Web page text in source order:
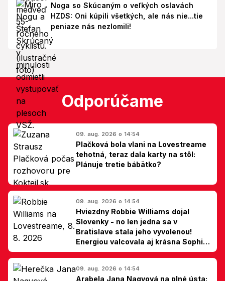
Noga so Skúcaným o veľkých oslavách
HZDS: Oni kúpili všetkých, ale nás nie...tie
peniaze nás nezlomili!
Odporúčame
09. aug. 2026 o 14:54
Plačková bola vlani na Lovestreame
tehotná, teraz dala karty na stôl:
Plánuje tretie bábätko?
09. aug. 2026 o 14:54
Hviezdny Robbie Williams dojal
Slovenky - no len jedna sa v
Bratislave stala jeho vyvolenou!
Energiou valcovala aj krásna Sophie
Ellis-Bextor (foto)
09. aug. 2026 o 14:54
Arabela Jana Nagyová na plné ústa: